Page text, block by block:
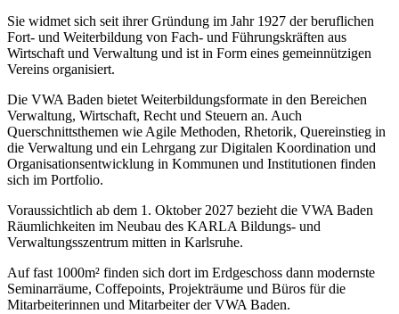
Sie widmet sich seit ihrer Gründung im Jahr 1927 der beruflichen
Fort- und Weiterbildung von Fach- und Führungskräften aus
Wirtschaft und Verwaltung und ist in Form eines gemeinnützigen
Vereins organisiert.
Die VWA Baden bietet Weiterbildungsformate in den Bereichen
Verwaltung, Wirtschaft, Recht und Steuern an. Auch
Querschnittsthemen wie Agile Methoden, Rhetorik, Quereinstieg in
die Verwaltung und ein Lehrgang zur Digitalen Koordination und
Organisationsentwicklung in Kommunen und Institutionen finden
sich im Portfolio.
Voraussichtlich ab dem 1. Oktober 2027 bezieht die VWA Baden
Räumlichkeiten im Neubau des KARLA Bildungs- und
Verwaltungsszentrum mitten in Karlsruhe.
Auf fast 1000m² finden sich dort im Erdgeschoss dann modernste
Seminarräume, Coffepoints, Projekträume und Büros für die
Mitarbeiterinnen und Mitarbeiter der VWA Baden.